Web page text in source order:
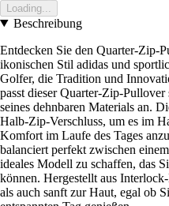
Loading...
Beschreibung
Entdecken Sie den Quarter-Zip-
ikonischen Stil adidas und
Golfer, die Tradition und
passt dieser Quarter-Zip-
seines dehnbaren Materials an.
Halb-Zip-Verschluss, um es im
Komfort im Laufe des Tages
balanciert perfekt zwischen
ideales Modell zu schaffen, das
können. Hergestellt aus
als auch sanft zur Haut, egal ob